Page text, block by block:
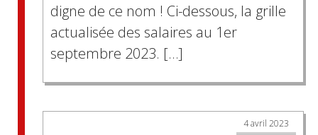
digne de ce nom ! Ci-dessous, la grille
actualisée des salaires au 1er
septembre 2023. […]
4 avril 2023